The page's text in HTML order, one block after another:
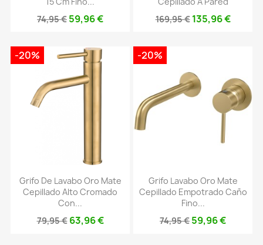
74,95 € 59,96 €
169,95 € 135,96 €
Grifo De Lavabo Oro Mate
Cepillado Alto Cromado
Con...
79,95 € 63,96 €
-20%
Grifo Lavabo Oro Mate
Cepillado Empotrado Caño
Fino...
74,95 € 59,96 €
-20%